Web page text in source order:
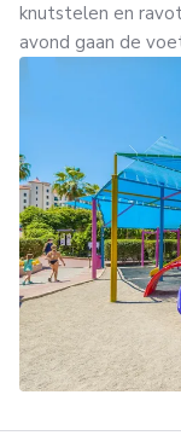
knutstelen en
avond gaan de